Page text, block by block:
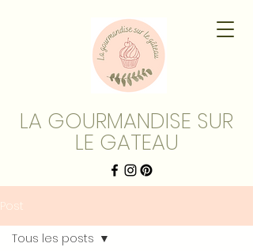
LA GOURMANDISE SUR
LE GATEAU
Post
Tous les posts